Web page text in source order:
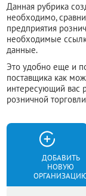
Данная рубрика
необходимо,
предприятия
необходимые
данные.
Это удобно еще и
поставщика как
интересующий вас
розничной
ДОБАВИТЬ
НОВУЮ